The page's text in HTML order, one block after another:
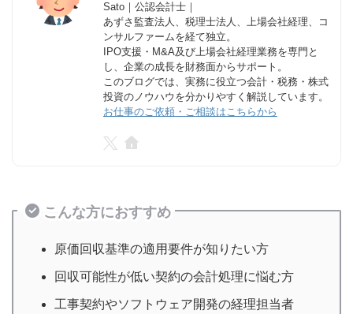
Sato｜公認会計士｜
あずさ監査法人、税理士法人、上場会社経理、コ
ンサルファームを経て独立。
IPO支援・M&A及び上場会社経理業務を専門と
し、企業の成長を財務面からサポート。
このブログでは、実務に役立つ会計・税務・株式
投資のノウハウを分かりやすく解説しています。
お仕事のご依頼・ご相談はこちらから
こんな方におすすめ
原価回収基準の適用要件が知りたい方
回収可能性が低い契約の会計処理に悩む方
工事契約やソフトウェア開発の経理担当者